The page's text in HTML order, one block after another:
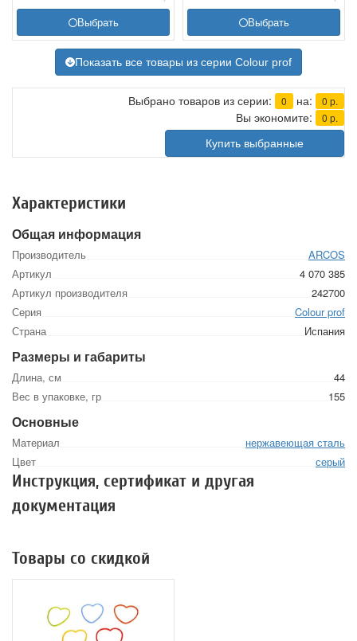
Выбрать Выбрать
Показать все товары из серии Colour prof
Выбрано товаров из серии: 0 на: 0 р.
Вы экономите: 0 р.
Купить выбранные
Характеристики
Общая информация
Производитель
ARCOS
Артикул
4 070 385
Артикул производителя
242700
Серия
Colour prof
Страна
Испания
Размеры и габариты
Длина, см
44
Вес в упаковке, гр
155
Основные
Материал
нержавеющая сталь
Цвет
серый
Инструкция, сертификат и другая
документация
Товары со скидкой